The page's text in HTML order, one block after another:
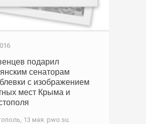
подарил
сенаторам
с изображением
мест Крыма и
13 мая. pwo.su.